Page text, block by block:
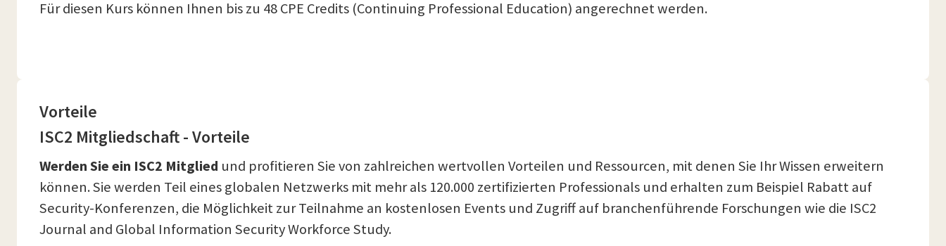
Für diesen Kurs können Ihnen bis zu 48 CPE Credits (Continuing Professional Education) angerechnet werden.
Vorteile
ISC2 Mitgliedschaft - Vorteile
Werden Sie ein ISC2 Mitglied und profitieren Sie von zahlreichen wertvollen Vorteilen und Ressourcen, mit denen Sie Ihr Wissen erweitern
können. Sie werden Teil eines globalen Netzwerks mit mehr als 120.000 zertifizierten Professionals und erhalten zum Beispiel Rabatt auf
Security-Konferenzen, die Möglichkeit zur Teilnahme an kostenlosen Events und Zugriff auf branchenführende Forschungen wie die ISC2
Journal and Global Information Security Workforce Study.